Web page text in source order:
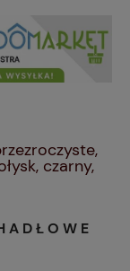
czarny,